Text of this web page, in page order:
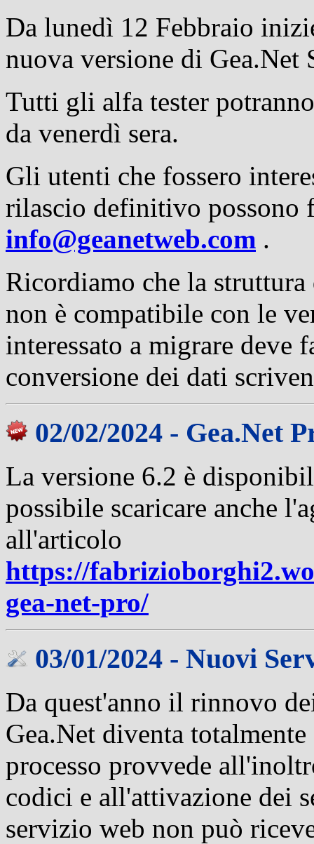
Da lunedì 12 Febbraio
nuova versione di Gea.Net
Tutti gli alfa tester
da venerdì sera.
Gli utenti che fossero
rilascio definitivo possono
info@geanetweb.com .
Ricordiamo che la struttura
non è compatibile con le
interessato a migrare deve
conversione dei dati
02/02/2024 - Gea.Net
La versione 6.2 è
possibile scaricare anche
all'articolo
https://
gea-net-pro/
03/01/2024 - Nuovi
Da quest'anno il rinnovo
Gea.Net diventa
processo provvede
codici e all'attivazione dei
servizio web non può